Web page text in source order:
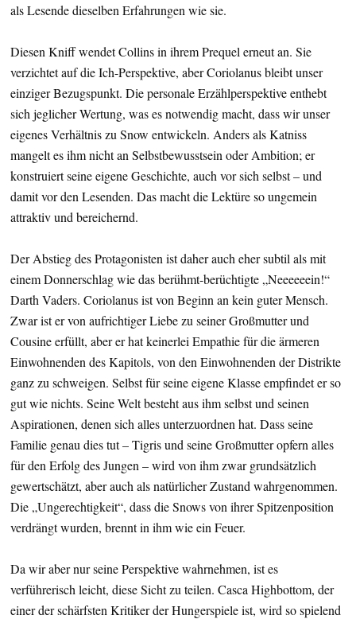
als Lesende dieselben Erfahrungen wie sie.
Diesen Kniff wendet Collins in ihrem Prequel erneut an. Sie
verzichtet auf die Ich-Perspektive, aber Coriolanus bleibt unser
einziger Bezugspunkt. Die personale Erzählperspektive enthebt
sich jeglicher Wertung, was es notwendig macht, dass wir unser
eigenes Verhältnis zu Snow entwickeln. Anders als Katniss
mangelt es ihm nicht an Selbstbewusstsein oder Ambition; er
konstruiert seine eigene Geschichte, auch vor sich selbst – und
damit vor den Lesenden. Das macht die Lektüre so ungemein
attraktiv und bereichernd.
Der Abstieg des Protagonisten ist daher auch eher subtil als mit
einem Donnerschlag wie das berühmt-berüchtigte „Neeeeeein!“
Darth Vaders. Coriolanus ist von Beginn an kein guter Mensch.
Zwar ist er von aufrichtiger Liebe zu seiner Großmutter und
Cousine erfüllt, aber er hat keinerlei Empathie für die ärmeren
Einwohnenden des Kapitols, von den Einwohnenden der Distrikte
ganz zu schweigen. Selbst für seine eigene Klasse empfindet er so
gut wie nichts. Seine Welt besteht aus ihm selbst und seinen
Aspirationen, denen sich alles unterzuordnen hat. Dass seine
Familie genau dies tut – Tigris und seine Großmutter opfern alles
für den Erfolg des Jungen – wird von ihm zwar grundsätzlich
gewertschätzt, aber auch als natürlicher Zustand wahrgenommen.
Die „Ungerechtigkeit“, dass die Snows von ihrer Spitzenposition
verdrängt wurden, brennt in ihm wie ein Feuer.
Da wir aber nur seine Perspektive wahrnehmen, ist es
verführerisch leicht, diese Sicht zu teilen. Casca Highbottom, der
einer der schärfsten Kritiker der Hungerspiele ist, wird so spielend